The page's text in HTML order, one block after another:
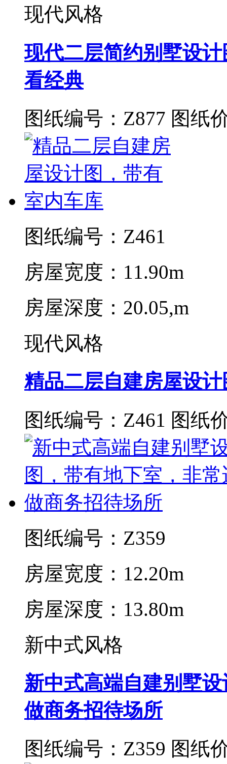
现代风格
现代二层简约别墅设
看经典
图纸编号：Z877 图纸
图纸编号：Z461
房屋宽度：11.90m
房屋深度：20.05,m
现代风格
精品二层自建房屋设
图纸编号：Z461 图纸
图纸编号：Z359
房屋宽度：12.20m
房屋深度：13.80m
新中式风格
新中式高端自建别墅
做商务招待场所
图纸编号：Z359 图纸